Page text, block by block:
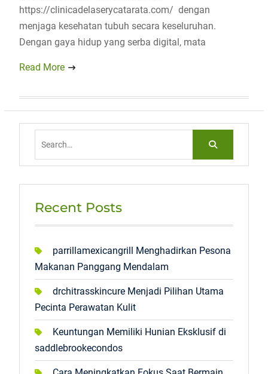
https://clinicadelaserycatarata.com/ dengan
menjaga kesehatan tubuh secara keseluruhan.
Dengan gaya hidup yang serba digital, mata
Read More
Recent Posts
parrillamexicangrill Menghadirkan Pesona
Makanan Panggang Mendalam
drchitrasskincure Menjadi Pilihan Utama
Pecinta Perawatan Kulit
Keuntungan Memiliki Hunian Eksklusif di
saddlebrookecondos